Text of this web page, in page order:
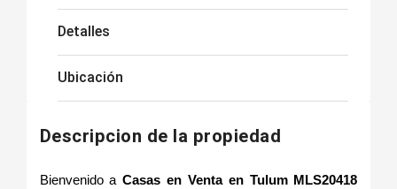
Detalles
Ubicación
Descripcion de la propiedad
Bienvenido aCasas en Venta en Tulum MLS20418